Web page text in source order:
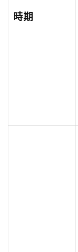
時期